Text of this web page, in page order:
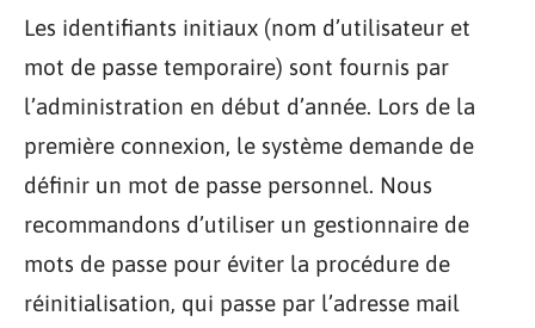
Les identifiants initiaux (nom d’utilisateur et
mot de passe temporaire) sont fournis par
l’administration en début d’année. Lors de la
première connexion, le système demande de
définir un mot de passe personnel. Nous
recommandons d’utiliser un gestionnaire de
mots de passe pour éviter la procédure de
réinitialisation, qui passe par l’adresse mail